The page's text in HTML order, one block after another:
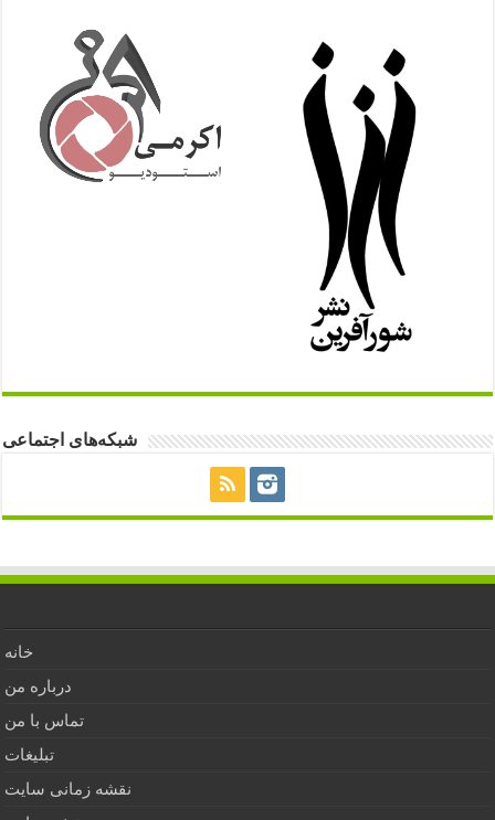
شبکه‌های اجتماعی
خانه
درباره من
تماس با من
تبلیغات
نقشه زمانی سایت